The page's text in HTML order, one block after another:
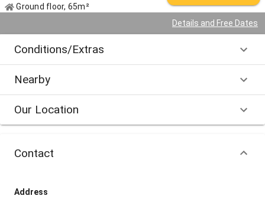
Ground floor, 65m²
Details and Free Dates
Conditions/Extras
Nearby
Our Location
Contact
Address